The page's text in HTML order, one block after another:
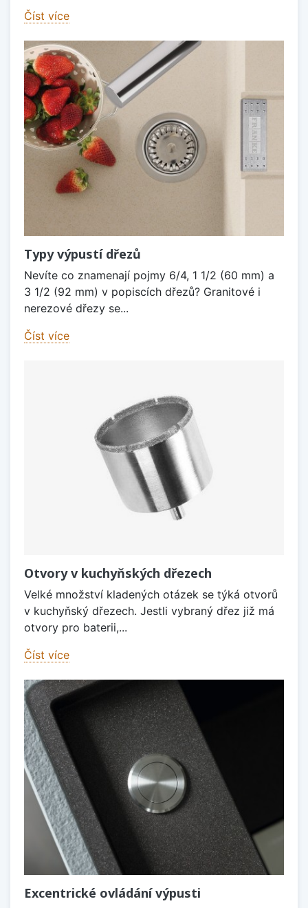
Číst více
Typy výpustí dřezů
Nevíte co znamenají pojmy 6/4, 1 1/2 (60 mm) a
3 1/2 (92 mm) v popiscích dřezů? Granitové i
nerezové dřezy se...
Číst více
Otvory v kuchyňských dřezech
Velké množství kladených otázek se týká otvorů
v kuchyňský dřezech. Jestli vybraný dřez již má
otvory pro baterii,...
Číst více
Excentrické ovládání výpusti